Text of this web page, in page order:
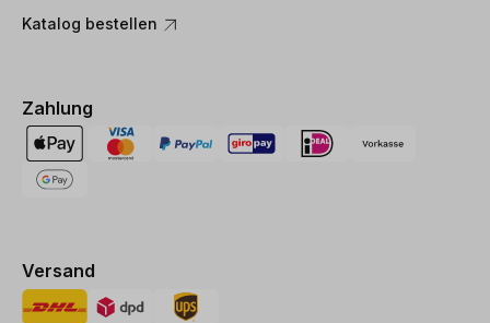
Katalog bestellen
Zahlung
Versand